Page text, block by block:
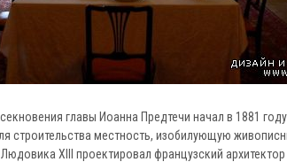
главы Иоанна Предтечи начал в 1881
строительства местность, изобилующую
XIII проектировал французский архитектор